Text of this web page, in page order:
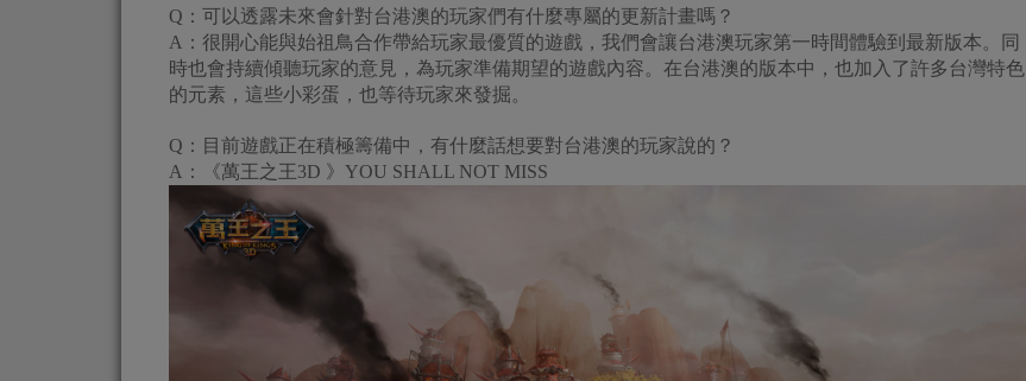
Q：可以透露未來會針對台港澳的玩家們有什麼專屬的更新計畫嗎？
A：很開心能與始祖鳥合作帶給玩家最優質的遊戲，我們會讓台港澳玩家第一時間體驗到最新版本。同
時也會持續傾聽玩家的意見，為玩家準備期望的遊戲內容。在台港澳的版本中，也加入了許多台灣特色
的元素，這些小彩蛋，也等待玩家來發掘。
Q：目前遊戲正在積極籌備中，有什麼話想要對台港澳的玩家說的？
A：《萬王之王3D 》YOU SHALL NOT MISS